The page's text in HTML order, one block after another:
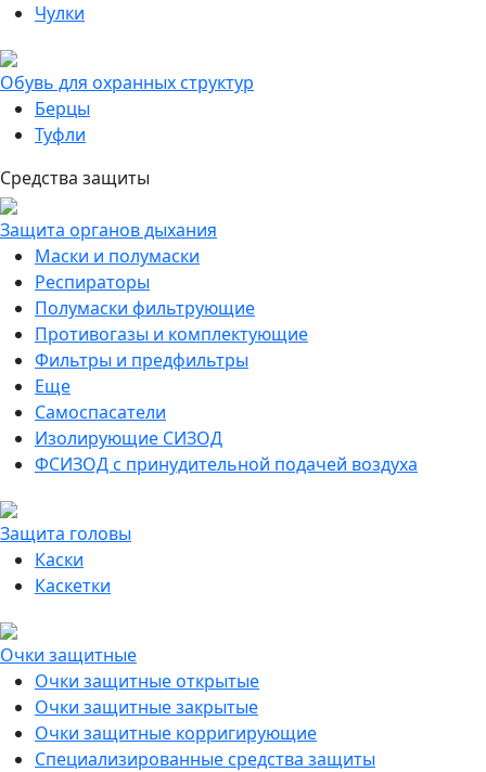
Чулки
Обувь для охранных структур
Берцы
Туфли
Средства защиты
Защита органов дыхания
Маски и полумаски
Респираторы
Полумаски фильтрующие
Противогазы и комплектующие
Фильтры и предфильтры
Еще
Самоспасатели
Изолирующие СИЗОД
ФСИЗОД с принудительной подачей воздуха
Защита головы
Каски
Каскетки
Очки защитные
Очки защитные открытые
Очки защитные закрытые
Очки защитные корригирующие
Специализированные средства защиты